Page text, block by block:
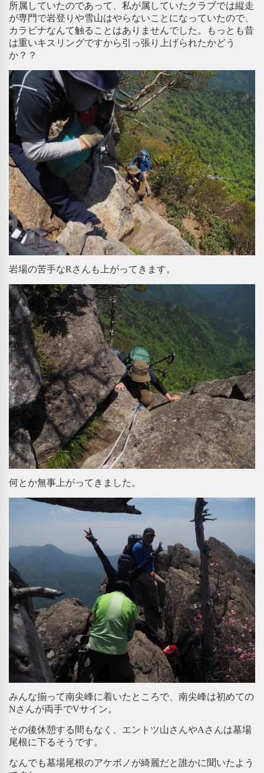
所属していたのであって、私が属していたクラブでは縦走
が専門で岩登りや雪山はやらないことになっていたので、
カラビナなんて触ることはありませんでした。もっとも昔
は重いキスリングですから引っ張り上げられたかどう
か？？
岩場の苦手なRさんも上がってきます。
何とか無事上がってきました。
みんな揃って南尖峰に着いたところで、南尖峰は初めての
Nさんが両手でVサイン。
その後休憩する間もなく、エントツ山さんやAさんは墓場
尾根に下るそうです。
なんでも墓場尾根のアケボノが綺麗だと誰かに聞いたよう